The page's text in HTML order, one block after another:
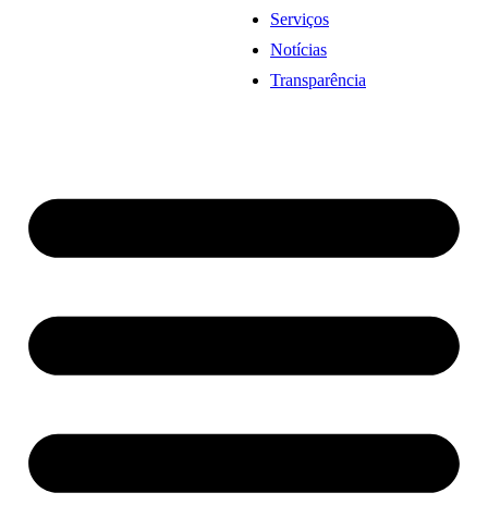
Serviços
Notícias
Transparência